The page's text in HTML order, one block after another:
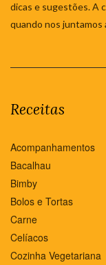
dicas e sugestões. A
quando nos juntamos
Receitas
Acompanhamentos
Bacalhau
Bimby
Bolos e Tortas
Carne
Celíacos
Cozinha Vegetariana